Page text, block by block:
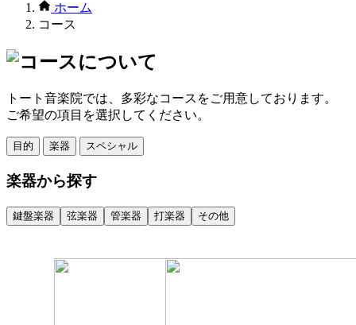
ホーム
コース
トート音楽院では、多彩なコースをご用意しております。
ご希望の項目を選択してください。
目的 楽器 スペシャル
楽器から探す
鍵盤楽器 弦楽器 管楽器 打楽器 その他